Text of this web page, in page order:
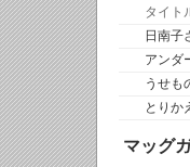
タイト
日南子
アンダ
うせも
とりか
マッグ